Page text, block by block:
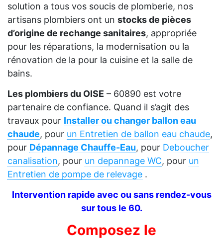
solution a tous vos soucis de plomberie, nos
artisans plombiers ont un stocks de pièces
d’origine de rechange sanitaires, appropriée
pour les réparations, la modernisation ou la
rénovation de la pour la cuisine et la salle de
bains.
Les plombiers du OISE – 60890 est votre
partenaire de confiance. Quand il s’agit des
travaux pour Installer ou changer ballon eau
chaude, pour un Entretien de ballon eau chaude,
pour Dépannage Chauffe-Eau, pour Deboucher
canalisation, pour un depannage WC, pour un
Entretien de pompe de relevage .
Intervention rapide avec ou sans rendez-vous
sur tous le 60.
Composez le